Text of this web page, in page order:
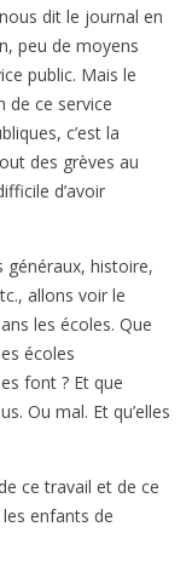
dit le journal en
peu de moyens
public. Mais le
de ce service
c’est la
des grèves au
d’avoir
histoire,
allons voir le
les écoles. Que
écoles
font ? Et que
Ou mal. Et qu’elles
ce travail et de ce
enfants de